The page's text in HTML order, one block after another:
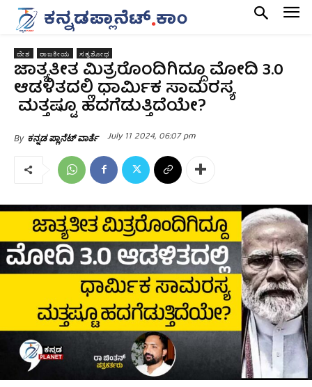
ದೇಶ ರಾಜಕೀಯ ಸತ್ಯಶೋಧ
ಜಾತ್ಯತೀತ ಮಿತ್ರರೊಂದಿಗಿದ್ದೂ ಮೋದಿ 3.0
ಆಡಳಿತದಲ್ಲಿ ಧಾರ್ಮಿಕ ಸಾಮರಸ್ಯ
ಮತ್ತಷ್ಟೂ ಹದಗೆಡುತ್ತಿದೆಯೇ?
By ಕನ್ನಡ ಪ್ಲಾನೆಟ್ ವಾರ್ತೆ July 11 2024, 06:07 pm